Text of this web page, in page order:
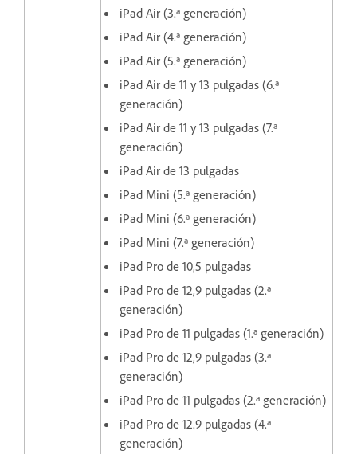
iPad Air (3.ª generación)
iPad Air (4.ª generación)
iPad Air (5.ª generación)
iPad Air de 11 y 13 pulgadas (6.ª
generación)
iPad Air de 11 y 13 pulgadas (7.ª
generación)
iPad Air de 13 pulgadas
iPad Mini (5.ª generación)
iPad Mini (6.ª generación)
iPad Mini (7.ª generación)
iPad Pro de 10,5 pulgadas
iPad Pro de 12,9 pulgadas (2.ª
generación)
iPad Pro de 11 pulgadas (1.ª generación)
iPad Pro de 12,9 pulgadas (3.ª
generación)
iPad Pro de 11 pulgadas (2.ª generación)
iPad Pro de 12.9 pulgadas (4.ª
generación)